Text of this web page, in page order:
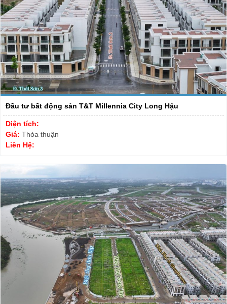
Đầu tư bất động sản T&T Millennia City Long Hậu
Diện tích:
Giá: Thỏa thuận
Liên Hệ: